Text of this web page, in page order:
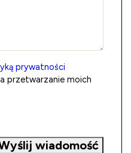
prywatności
przetwarzanie moich
wiadomość